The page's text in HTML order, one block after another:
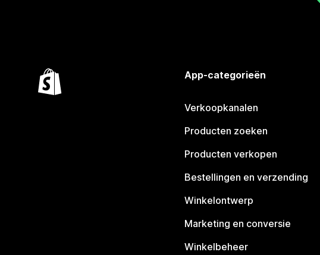
App-categorieën
Verkoopkanalen
Producten zoeken
Producten verkopen
Bestellingen en verzending
Winkelontwerp
Marketing en conversie
Winkelbeheer